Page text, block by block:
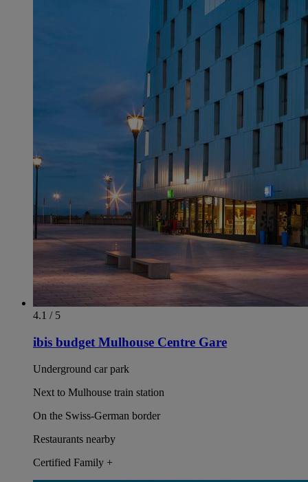
4.1 / 5
ibis budget Mulhouse Centre Gare
Underground car park
Next to Mulhouse train station
On the Swiss-German border
Restaurants nearby
Certified Family +